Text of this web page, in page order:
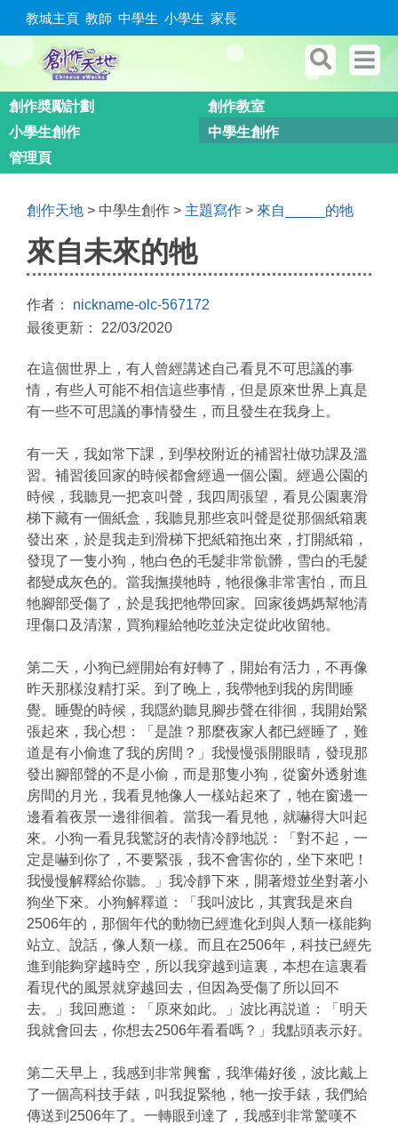
教城主頁 教師 中學生 小學生 家長
創作奬勵計劃
創作教室
小學生創作
中學生創作
管理頁
創作天地 > 中學生創作 > 主題寫作 > 來自_____的牠
來自未來的牠
作者： nickname-olc-567172
最後更新： 22/03/2020
在這個世界上，有人曾經講述自己看見不可思議的事
情，有些人可能不相信這些事情，但是原來世界上真是
有一些不可思議的事情發生，而且發生在我身上。
有一天，我如常下課，到學校附近的補習社做功課及溫
習。補習後回家的時候都會經過一個公園。經過公園的
時候，我聽見一把哀叫聲，我四周張望，看見公園裏滑
梯下藏有一個紙盒，我聽見那些哀叫聲是從那個紙箱裏
發出來，於是我走到滑梯下把紙箱拖出來，打開紙箱，
發現了一隻小狗，牠白色的毛髮非常骯髒，雪白的毛髮
都變成灰色的。當我撫摸牠時，牠很像非常害怕，而且
牠腳部受傷了，於是我把牠帶回家。回家後媽媽幫牠清
理傷口及清潔，買狗糧給牠吃並決定從此收留牠。
第二天，小狗已經開始有好轉了，開始有活力，不再像
昨天那樣沒精打采。到了晚上，我帶牠到我的房間睡
覺。睡覺的時候，我隱約聽見腳步聲在徘徊，我開始緊
張起來，我心想：「是誰？那麼夜家人都已經睡了，難
道是有小偷進了我的房間？」我慢慢張開眼睛，發現那
發出腳部聲的不是小偷，而是那隻小狗，從窗外透射進
房間的月光，我看見牠像人一樣站起來了，牠在窗邊一
邊看着夜景一邊徘徊着。當我一看見牠，就嚇得大叫起
來。小狗一看見我驚訝的表情冷靜地説：「對不起，一
定是嚇到你了，不要緊張，我不會害你的，坐下來吧！
我慢慢解釋給你聽。」我冷靜下來，開著燈並坐對著小
狗坐下來。小狗解釋道：「我叫波比，其實我是來自
2506年的，那個年代的動物已經進化到與人類一樣能夠
站立、說話，像人類一樣。而且在2506年，科技已經先
進到能夠穿越時空，所以我穿越到這裏，本想在這裏看
看現代的風景就穿越回去，但因為受傷了所以回不
去。」我回應道：「原來如此。」波比再説道：「明天
我就會回去，你想去2506年看看嗎？」我點頭表示好。
第二天早上，我感到非常興奮，我準備好後，波比戴上
了一個高科技手錶，叫我捉緊牠，牠一按手錶，我們給
傳送到2506年了。一轉眼到達了，我感到非常驚嘆不